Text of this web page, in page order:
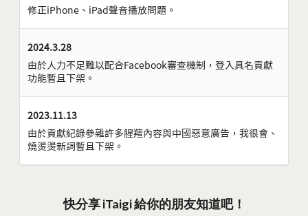
修正iPhone、iPad聲音播放問題。
2024.3.28
由於人力不足難以配合Facebook審查機制，登入具名貢獻
功能暫且下架。
2023.11.13
由於貢獻紀錄參雜許多腥羶內容與中國惡意廣告，我很會、
燒燙燙新詞暫且下架。
快分享 iTaigi 給你的朋友知道吧！